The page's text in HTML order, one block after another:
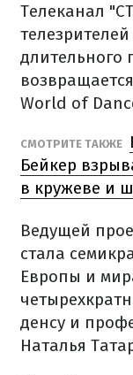
Телеканал
длительного
World of
СМОТРИТЕ ТАКЖЕ
Бейкер
в кружеве и
Ведущей
стала
Европы и
денсу и
Наталья